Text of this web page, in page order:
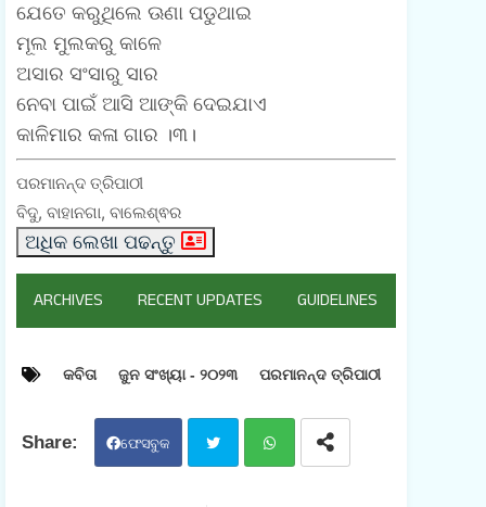
ଯେତେ କରୁଥିଲେ ଊଣା ପଡୁଥାଇ
ମୂଲ ମୁଲକରୁ କାଳେ
ଅସାର ସଂସାରୁ ସାର
ନେବା ପାଇଁ ଆସି ଆଙ୍କି ଦେଇଯାଏ
କାଳିମାର କଳା ଗାର ।୩।
ପରମାନନ୍ଦ ତ୍ରିପାଠୀ
ବିଦୁ, ବାହାନଗା, ବାଲେଶ୍ଵର
ଅଧିକ ଲେଖା ପଢନ୍ତୁ
ARCHIVES RECENT UPDATES GUIDELINES
କବିତା ଜୁନ ସଂଖ୍ୟା - ୨୦୨୩ ପରମାନନ୍ଦ ତ୍ରିପାଠୀ
ଫେସବୁକ